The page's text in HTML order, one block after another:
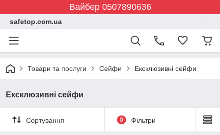
Вайбер 0507890636
safetop.com.ua
Товари та послуги Сейфи Ексклюзивні сейфи
Ексклюзивні сейфи
Сортування 0 Фільтри